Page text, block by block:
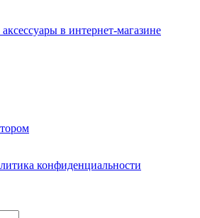
конфиденциальности